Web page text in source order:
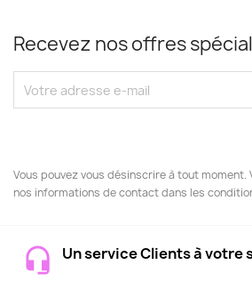
Recevez nos offres
Vous pouvez vous désinscrire à tout moment.
nos informations de contact dans les
Un service Clients à votre